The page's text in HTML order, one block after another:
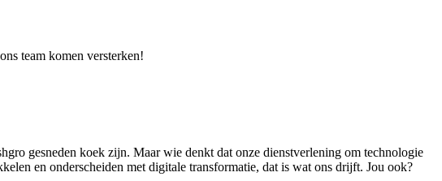
team komen versterken!
gesneden koek zijn. Maar wie denkt dat onze dienstverlening om technologie
en onderscheiden met digitale transformatie, dat is wat ons drijft. Jou ook?